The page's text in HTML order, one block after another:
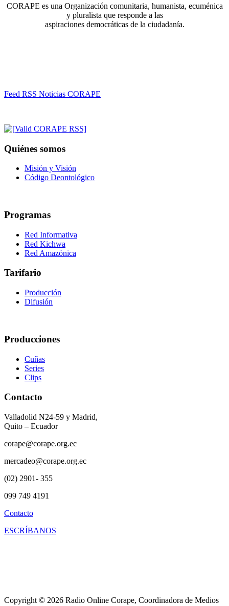
CORAPE es una Organización comunitaria, humanista, ecuménica
y pluralista que responde a las
aspiraciones democráticas de la ciudadanía.
Feed RSS Noticias CORAPE
Quiénes somos
Misión y Visión
Código Deontológico
Programas
Red Informativa
Red Kichwa
Red Amazónica
Tarifario
Producción
Difusión
Producciones
Cuñas
Series
Clips
Contacto
Valladolid N24-59 y Madrid,
Quito – Ecuador
corape@corape.org.ec
mercadeo@corape.org.ec
(02) 2901- 355
099 749 4191
Contacto
ESCRÍBANOS
Copyright © 2026 Radio Online Corape, Coordinadora de Medios